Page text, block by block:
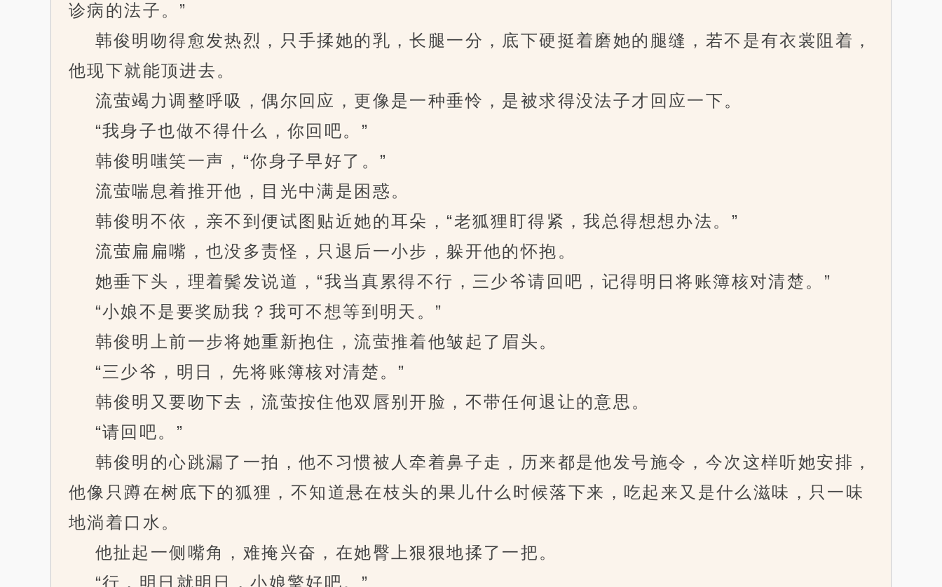
诊病的法子。”
韩俊明吻得愈发热烈，只手揉她的乳，长腿一分，底下硬挺着磨她的腿缝，若不是有衣裳阻着，
他现下就能顶进去。
流萤竭力调整呼吸，偶尔回应，更像是一种垂怜，是被求得没法子才回应一下。
“我身子也做不得什么，你回吧。”
韩俊明嗤笑一声，“你身子早好了。”
流萤喘息着推开他，目光中满是困惑。
韩俊明不依，亲不到便试图贴近她的耳朵，“老狐狸盯得紧，我总得想想办法。”
流萤扁扁嘴，也没多责怪，只退后一小步，躲开他的怀抱。
她垂下头，理着鬓发说道，“我当真累得不行，三少爷请回吧，记得明日将账簿核对清楚。”
“小娘不是要奖励我？我可不想等到明天。”
韩俊明上前一步将她重新抱住，流萤推着他皱起了眉头。
“三少爷，明日，先将账簿核对清楚。”
韩俊明又要吻下去，流萤按住他双唇别开脸，不带任何退让的意思。
“请回吧。”
韩俊明的心跳漏了一拍，他不习惯被人牵着鼻子走，历来都是他发号施令，今次这样听她安排，
他像只蹲在树底下的狐狸，不知道悬在枝头的果儿什么时候落下来，吃起来又是什么滋味，只一味
地淌着口水。
他扯起一侧嘴角，难掩兴奋，在她臀上狠狠地揉了一把。
“行，明日就明日，小娘擎好吧。”